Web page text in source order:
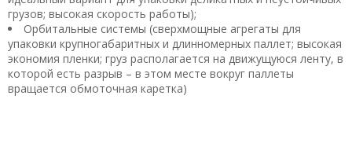
грузов; высокая скорость работы);
Орбитальные системы (сверхмощные агрегаты для
упаковки крупногабаритных и длинномерных паллет; высокая
экономия пленки; груз располагается на движущуюся ленту, в
которой есть разрыв – в этом месте вокруг паллеты
вращается обмоточная каретка)